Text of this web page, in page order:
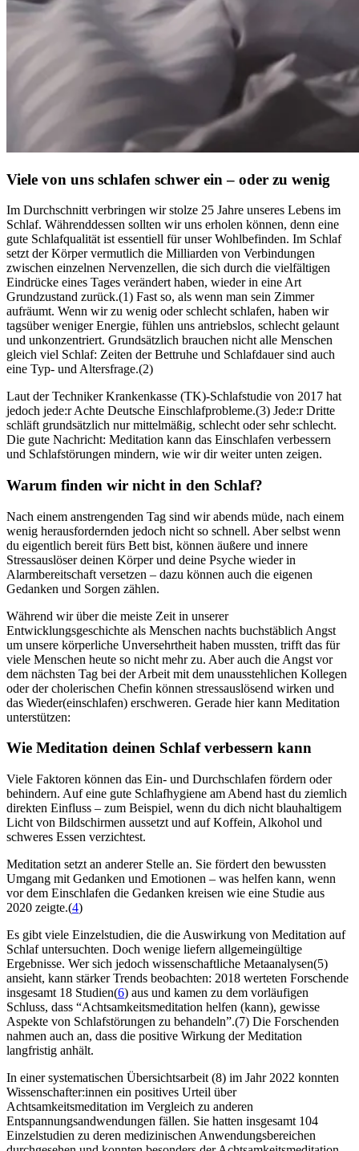
Viele von uns schlafen schwer ein – oder zu wenig
Im Durch­schnitt ver­brin­gen wir stolze 25 Jahre unse­res Lebens im
Schlaf. Währenddessen sollten wir uns erholen können, denn eine
gute Schlaf­qua­li­tät ist essen­ti­ell für unser Wohl­be­fin­den. Im Schlaf
setzt der Körper vermutlich die Milliarden von Verbindungen
zwischen einzelnen Nervenzellen, die sich durch die vielfältigen
Eindrücke eines Tages verändert haben, wieder in eine Art
Grundzustand zurück.(1) Fast so, als wenn man sein Zimmer
aufräumt. Wenn wir zu wenig oder schlecht schla­fen, haben wir
tags­über weniger Ener­gie, fühlen uns antriebs­los, schlecht gelaunt
und unkon­zen­triert. Grundsätzlich brauchen nicht alle Menschen
gleich viel Schlaf: Zeiten der Bettruhe und Schlafdauer sind auch
eine Typ- und Altersfrage.(2)
Laut der Techniker Krankenkasse (TK)-Schlaf­stu­die von 2017 hat
jedoch jede:r Achte Deutsche Einschlafprobleme.(3) Jede:r Dritte
schläft grundsätzlich nur mittelmäßig, schlecht oder sehr schlecht.
Die gute Nach­richt: Meditation kann das Einschlafen verbessern
und Schlafstörungen mindern, wie wir dir weiter unten zeigen.
Warum finden wir nicht in den Schlaf?
Nach einem anstrengenden Tag sind wir abends müde, nach einem
wenig herausfordernden jedoch nicht so schnell. Aber selbst wenn
du eigentlich bereit fürs Bett bist, können äußere und innere
Stressauslöser deinen Körper und deine Psyche wieder in
Alarmbereitschaft versetzen – dazu können auch die eigenen
Gedanken und Sorgen zählen.
Während wir über die meiste Zeit in unserer
Entwicklungsgeschichte als Menschen nachts buchstäblich Angst
um unsere körperliche Unversehrtheit haben mussten, trifft das für
viele Menschen heute so nicht mehr zu. Aber auch die Angst vor
dem nächsten Tag bei der Arbeit mit dem unausstehlichen Kollegen
oder der cholerischen Chefin können stressauslösend wirken und
das Wieder(einschlafen) erschweren. Gerade hier kann Meditation
unterstützen:
Wie Medi­ta­tion deinen Schlaf ver­bes­sern kann
Viele Faktoren können das Ein- und Durchschlafen fördern oder
behindern. Auf eine gute Schlafhygiene am Abend hast du ziemlich
direkten Einfluss – zum Beispiel, wenn du dich nicht blauhaltigem
Licht von Bildschirmen aussetzt und auf Koffein, Alkohol und
schweres Essen verzichtest.
Meditation setzt an anderer Stelle an. Sie fördert den bewussten
Umgang mit Gedanken und Emotionen – was helfen kann, wenn
vor dem Einschlafen die Gedanken kreisen wie eine Studie aus
2020 zeigte.(4)
Es gibt viele Einzelstudien, die die Auswirkung von Meditation auf
Schlaf untersuchten. Doch wenige liefern allgemeingültige
Ergebnisse. Wer sich jedoch wissenschaftliche Metaanalysen(5)
ansieht, kann stärker Trends beobachten: 2018 werteten Forschende
insgesamt 18 Studien(6) aus und kamen zu dem vorläufigen
Schluss, dass “Achtsamkeitsmeditation helfen (kann), gewisse
Aspekte von Schlafstörungen zu behandeln”.(7) Die Forschenden
nahmen auch an, dass die positive Wirkung der Meditation
langfristig anhält.
In einer systematischen Übersichtsarbeit (8) im Jahr 2022 konnten
Wissenschafter:innen ein positives Urteil über
Achtsamkeitsmeditation im Vergleich zu anderen
Entspannungsandwendungen fällen. Sie hatten insgesamt 104
Einzelstudien zu deren medizinischen Anwendungsbereichen